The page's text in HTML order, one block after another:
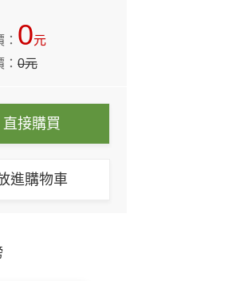
0元
：0元
直接購買
進購物車